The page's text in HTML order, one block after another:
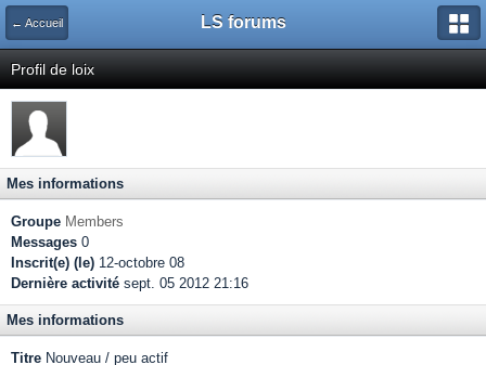
← Accueil LS forums
Profil de loix
Mes informations
Groupe Members
Messages 0
Inscrit(e) (le) 12-octobre 08
Dernière activité sept. 05 2012 21:16
Mes informations
Titre Nouveau / peu actif